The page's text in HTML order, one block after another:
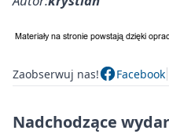
Zaobserwuj nas! Facebook
Nadchodzące